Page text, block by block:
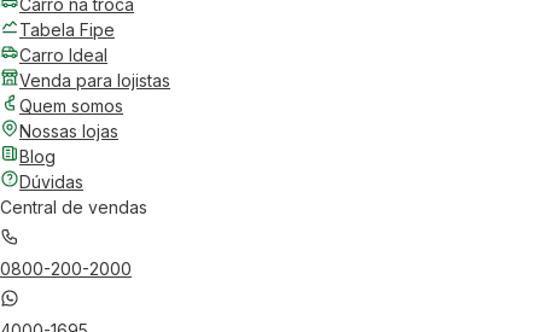
Carro na troca
Tabela Fipe
Carro Ideal
Venda para lojistas
Quem somos
Nossas lojas
Blog
Dúvidas
Central de vendas
0800-200-2000